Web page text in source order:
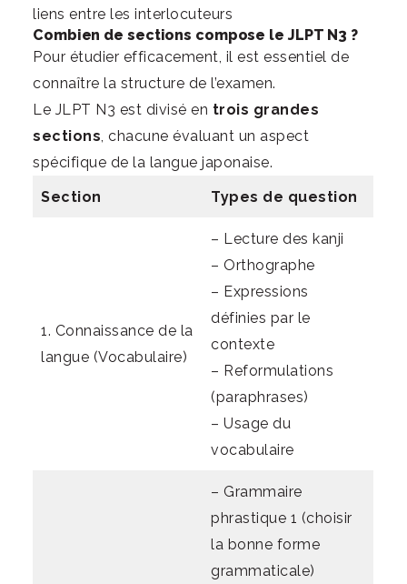
liens entre les interlocuteurs
Combien de sections compose le JLPT N3 ?
Pour étudier efficacement, il est essentiel de
connaître la structure de l’examen.
Le JLPT N3 est divisé en trois grandes
sections, chacune évaluant un aspect
spécifique de la langue japonaise.
Section
Types de question
1. Connaissance de la
langue (Vocabulaire)
– Lecture des kanji
– Orthographe
– Expressions
définies par le
contexte
– Reformulations
(paraphrases)
– Usage du
vocabulaire
– Grammaire
phrastique 1 (choisir
la bonne forme
grammaticale)